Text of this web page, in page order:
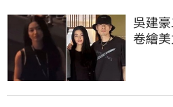
吳建
卷繪